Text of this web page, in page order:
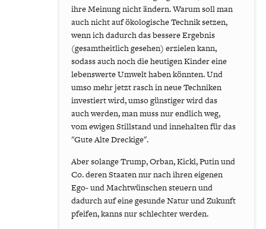
ihre Meinung nicht ändern. Warum soll man
auch nicht auf ökologische Technik setzen,
wenn ich dadurch das bessere Ergebnis
(gesamtheitlich gesehen) erzielen kann,
sodass auch noch die heutigen Kinder eine
lebenswerte Umwelt haben könnten. Und
umso mehr jetzt rasch in neue Techniken
investiert wird, umso günstiger wird das
auch werden, man muss nur endlich weg,
vom ewigen Stillstand und innehalten für das
"Gute Alte Dreckige".
Aber solange Trump, Orban, Kickl, Putin und
Co. deren Staaten nur nach ihren eigenen
Ego- und Machtwünschen steuern und
dadurch auf eine gesunde Natur und Zukunft
pfeifen, kanns nur schlechter werden.